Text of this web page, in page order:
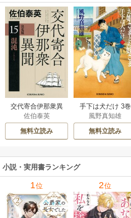
交代寄合伊那衆異
聞 15巻
佐伯泰英
無料立読み
手下は犬だけ 3巻
風野真知雄
無料立読み
小説・実用書ランキング
1位 2位